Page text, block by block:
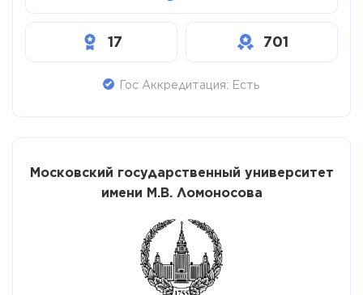
17 701
Гос Аккредитация: Есть
Московский государственный университет
имени М.В. Ломоносова